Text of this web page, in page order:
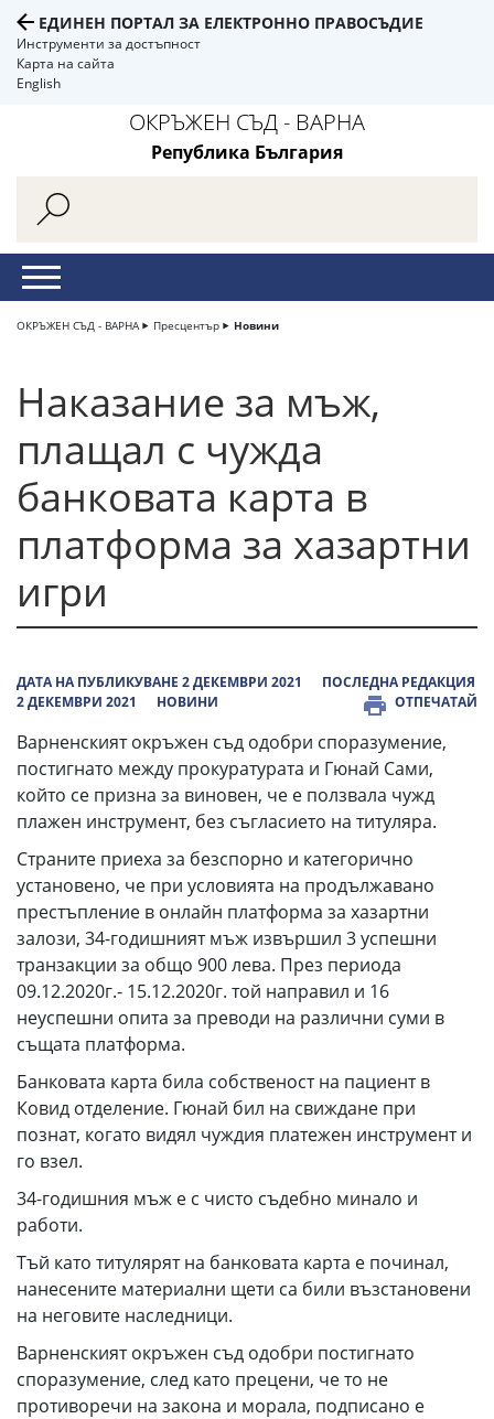
ЕДИНЕН ПОРТАЛ ЗА ЕЛЕКТРОННО ПРАВОСЪДИЕ
Инструменти за достъпност
Карта на сайта
English
ОКРЪЖЕН СЪД - ВАРНА
Република България
ОКРЪЖЕН СЪД - ВАРНА Пресцентър Новини
Наказание за мъж,
плащал с чужда
банковата карта в
платформа за хазартни
игри
ДАТА НА ПУБЛИКУВАНЕ 2 ДЕКЕМВРИ 2021
ПОСЛЕДНА РЕДАКЦИЯ
2 ДЕКЕМВРИ 2021
НОВИНИ ОТПЕЧАТАЙ
Варненският окръжен съд одобри споразумение,
постигнато между прокуратурата и Гюнай Сами,
който се призна за виновен, че е ползвала чужд
плажен инструмент, без съгласието на титуляра.
Страните приеха за безспорно и категорично
установено, че при условията на продължавано
престъпление в онлайн платформа за хазартни
залози, 34-годишният мъж извършил 3 успешни
транзакции за общо 900 лева. През периода
09.12.2020г.- 15.12.2020г. той направил и 16
неуспешни опита за преводи на различни суми в
същата платформа.
Банковата карта била собственост на пациент в
Ковид отделение. Гюнай бил на свиждане при
познат, когато видял чуждия платежен инструмент и
го взел.
34-годишния мъж е с чисто съдебно минало и
работи.
Тъй като титулярят на банковата карта е починал,
нанесените материални щети са били възстановени
на неговите наследници.
Варненският окръжен съд одобри постигнато
споразумение, след като прецени, че то не
противоречи на закона и морала, подписано е